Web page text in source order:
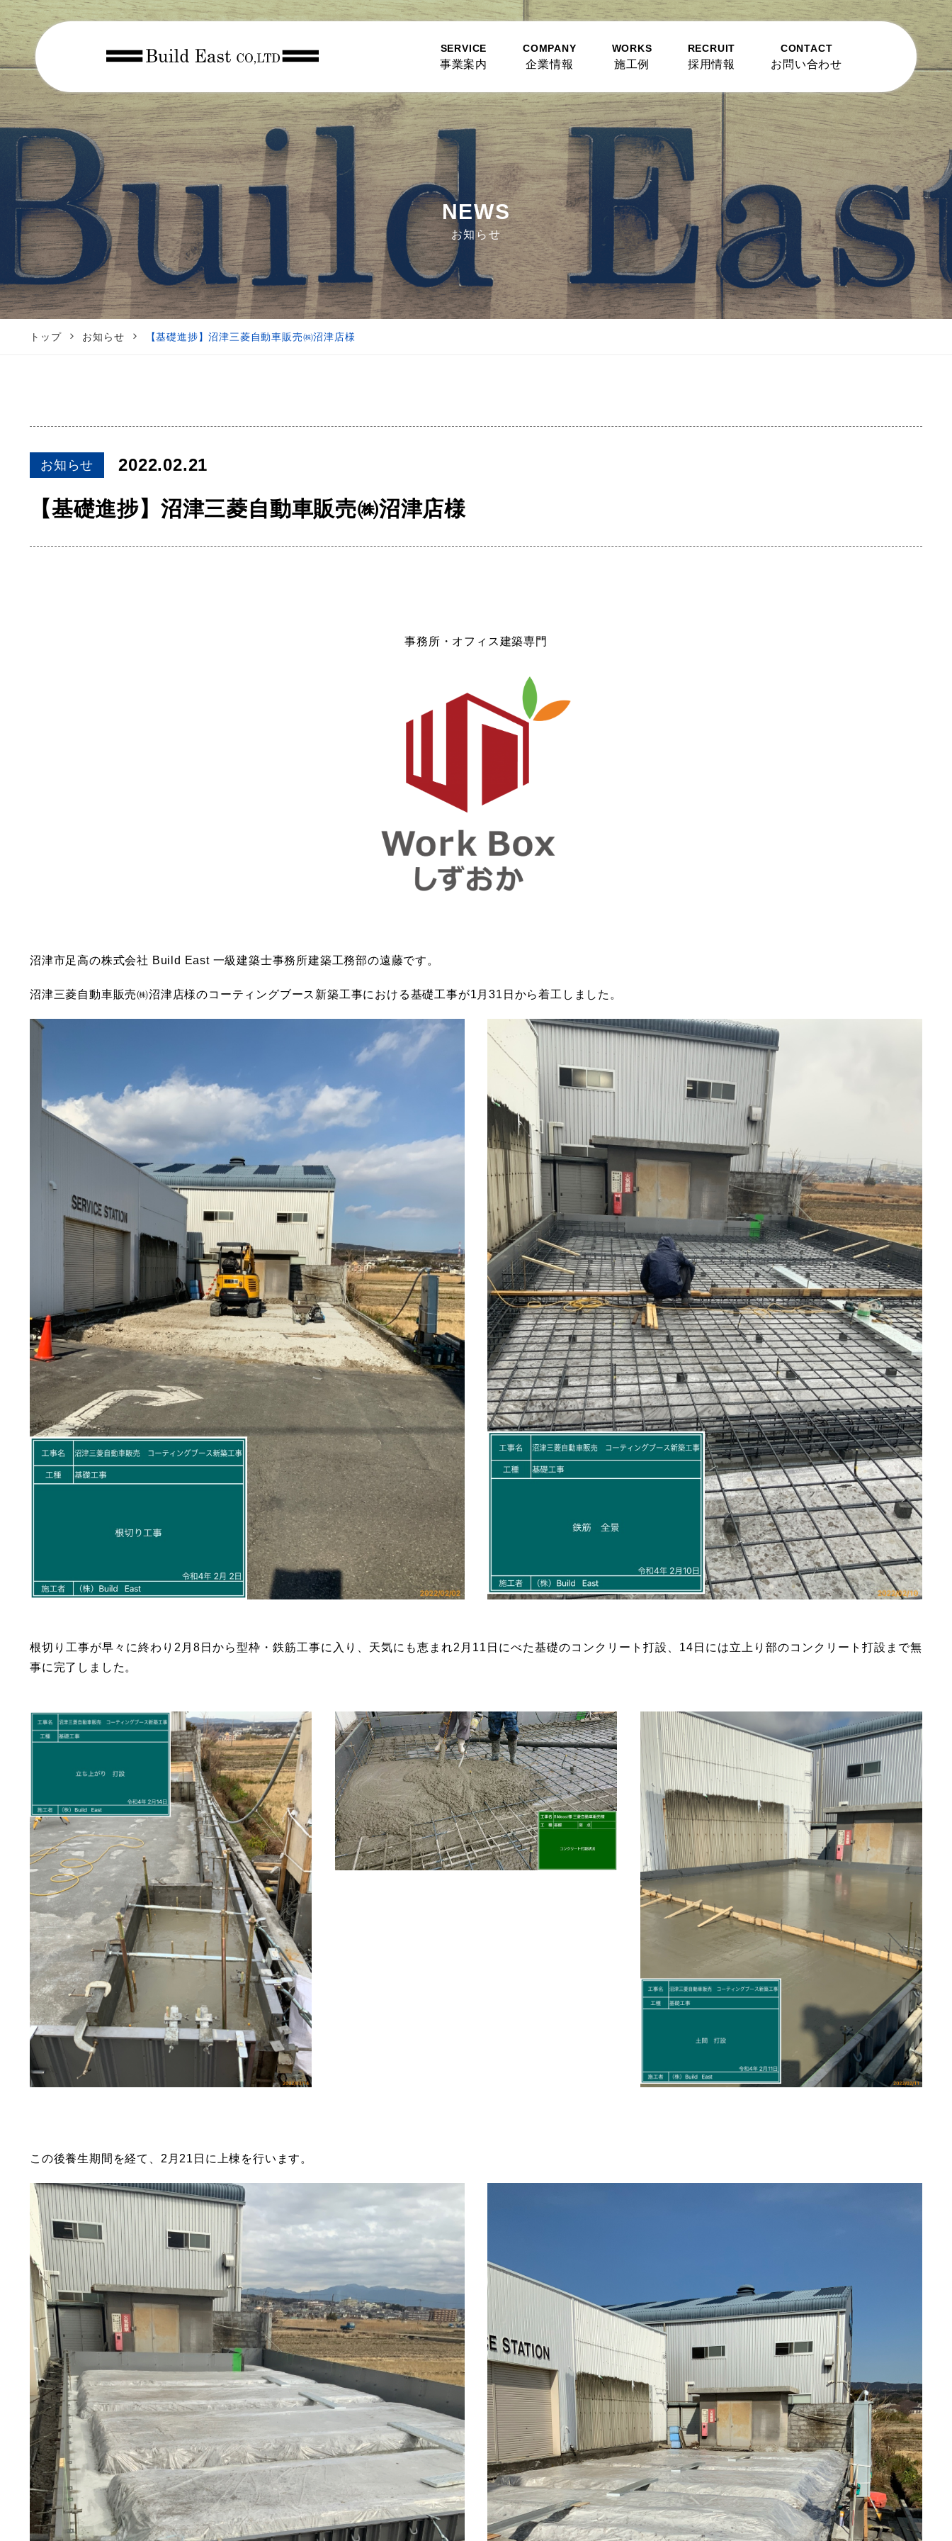
SERVICE
事業案内
COMPANY
企業情報
WORKS
施工例
RECRUIT
採用情報
CONTACT
お問い合わせ
NEWS
お知らせ
トップ お知らせ 【基礎進捗】沼津三菱自動車販売㈱沼津店様
お知らせ 2022.02.21
【基礎進捗】沼津三菱自動車販売㈱沼津店様
事務所・オフィス建築専門
沼津市足高の株式会社 Build East 一級建築士事務所建築工務部の遠藤です。
沼津三菱自動車販売㈱沼津店様のコーティングブース新築工事における基礎工事が1月31日から着工しました。
根切り工事が早々に終わり2月8日から型枠・鉄筋工事に入り、天気にも恵まれ2月11日にべた基礎のコンクリート打設、14日には立上り部のコンクリート打設まで無
事に完了しました。
この後養生期間を経て、2月21日に上棟を行います。